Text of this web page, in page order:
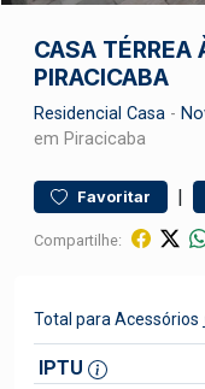
CASA TÉRREA
PIRACICABA
Residencial Casa -
em Piracicaba
Favoritar |
Compartilhe:
Total para Acessórios
IPTU